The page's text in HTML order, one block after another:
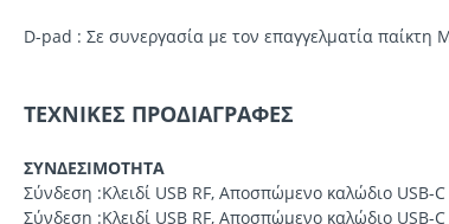
D-pad : Σε συνεργασία με τον επαγγελματία παίκτη
ΤΕΧΝΙΚΕΣ ΠΡΟΔΙΑΓΡΑΦΕΣ
ΣΥΝΔΕΣΙΜΟΤΗΤΑ
Σύνδεση :Κλειδί USB RF, Αποσπώμενο καλώδιο
Σύνδεση :Κλειδί USB RF, Αποσπώμενο καλώδιο